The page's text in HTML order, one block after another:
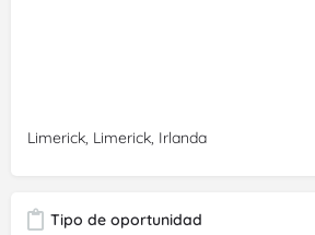
Limerick, Limerick, Irlanda
Tipo de oportunidad